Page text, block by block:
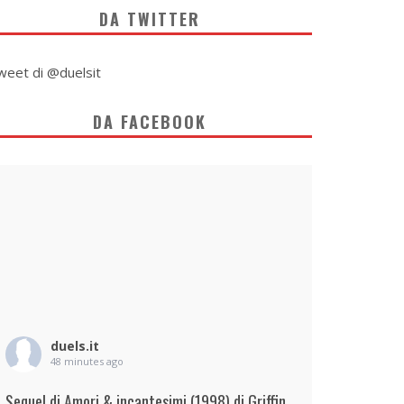
DA TWITTER
di @duelsit
DA FACEBOOK
duels.it
48 minutes ago